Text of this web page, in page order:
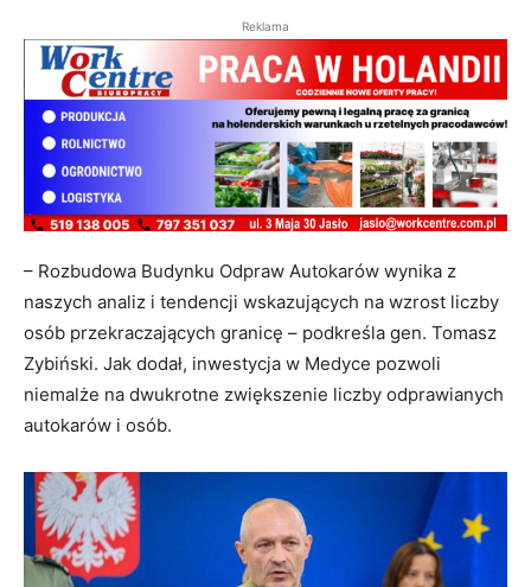
Reklama
– Rozbudowa Budynku Odpraw Autokarów wynika z
naszych analiz i tendencji wskazujących na wzrost liczby
osób przekraczających granicę – podkreśla gen. Tomasz
Zybiński. Jak dodał, inwestycja w Medyce pozwoli
niemalże na dwukrotne zwiększenie liczby odprawianych
autokarów i osób.